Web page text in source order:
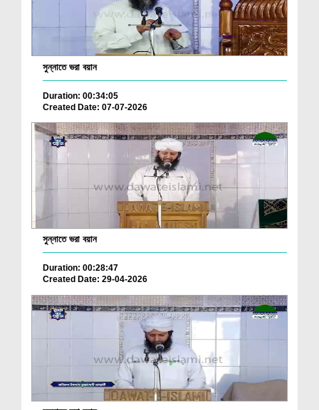
সুন্নাতে ভরা বয়ান
Duration: 00:34:05
Created Date: 07-07-2026
সুন্নাতে ভরা বয়ান
Duration: 00:28:47
Created Date: 29-04-2026